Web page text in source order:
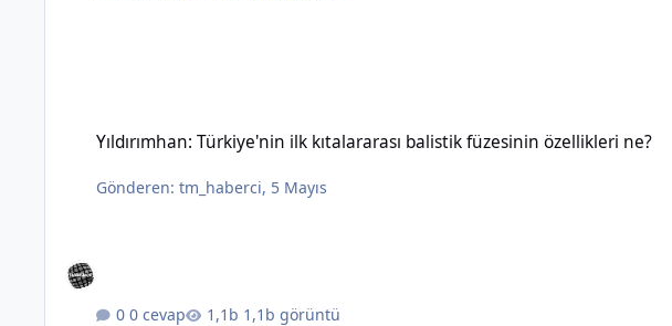
Yıldırımhan: Türkiye'nin ilk kıtalararası balistik füzesinin özellikleri ne?
Gönderen:tm_haberci, 5 Mayıs
0 cevap 1,1b görüntü